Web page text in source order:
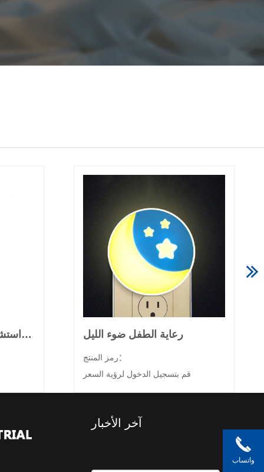
إدراج نوع الصمام ضوء استشعار للأطفال مصباح الليل رعاية الطفل ضوء الليل
رمز المنتج：
قم بتسجيل الدخول لرؤية السعر
آخر الأخبار
واتساب